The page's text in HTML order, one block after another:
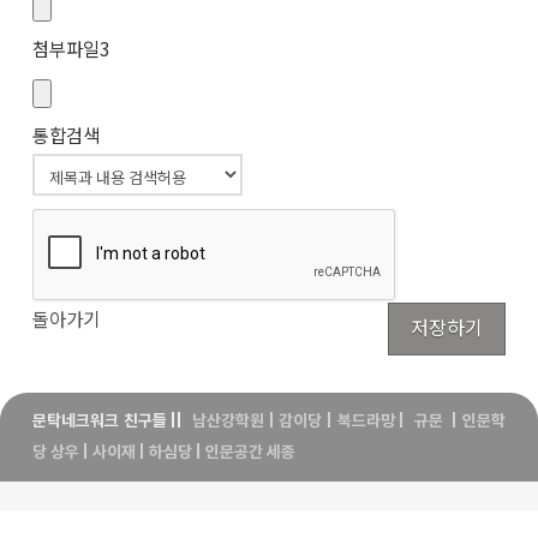
첨부파일3
통합검색
돌아가기 저장하기
문탁네크워크 친구들 남산강학원 감이당 북드라망| 규문 |인문학
당 상우
사이재 하심당| 인문공간 세종